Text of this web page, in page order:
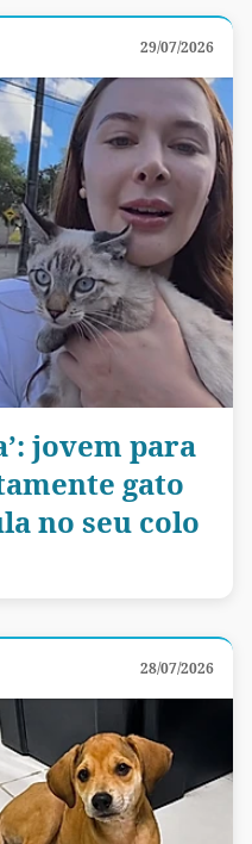
29/07/2026
jovem para
gato
no seu colo
28/07/2026